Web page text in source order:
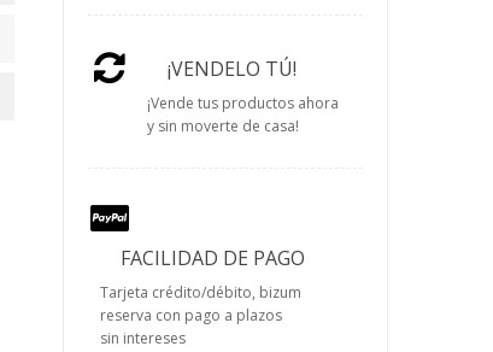
¡VENDELO TÚ!
¡Vende tus productos ahora
y sin moverte de casa!
FACILIDAD DE PAGO
Tarjeta crédito/débito, bizum
reserva con pago a plazos
sin intereses